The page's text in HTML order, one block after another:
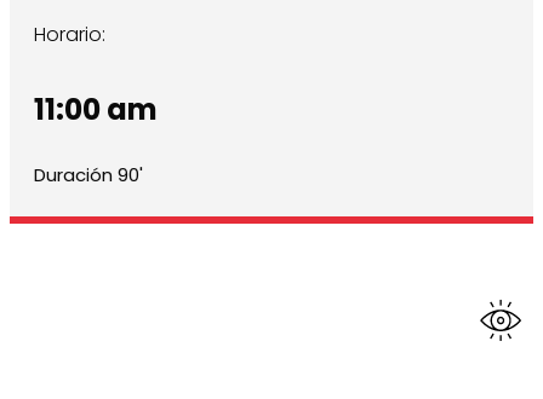
Horario:
11:00 am
Duración 90'